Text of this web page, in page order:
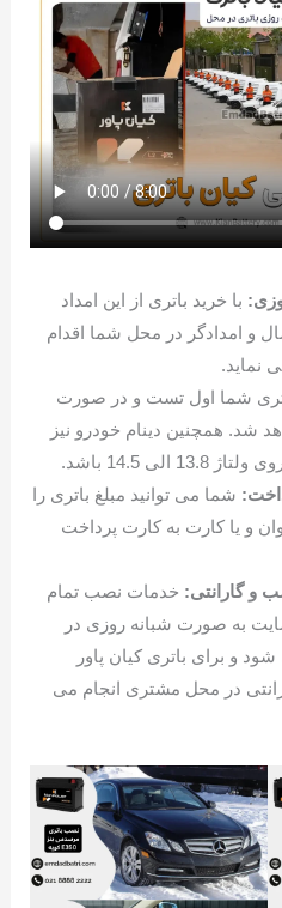
با خرید باتری از این امداد
و امدادگر در محل شما اقدام
نماید.
شما اول تست و در صورت
شد. همچنین دینام خودرو نیز
14.5 باشد.
شما می توانید مبلغ باتری را
و یا کارت به کارت پرداخت
و گارانتی: خدمات نصب تمام
به صورت شبانه روزی در
و برای باتری کیان پاور
در محل مشتری انجام می